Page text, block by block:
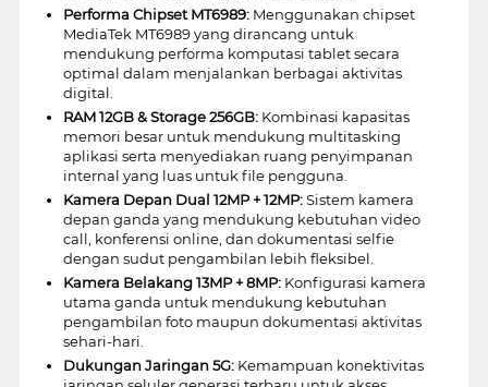
Performa Chipset MT6989:Menggunakan chipset
MediaTek MT6989 yang dirancang untuk
mendukung performa komputasi tablet secara
optimal dalam menjalankan berbagai aktivitas
digital.
RAM 12GB & Storage 256GB:Kombinasi kapasitas
memori besar untuk mendukung multitasking
aplikasi serta menyediakan ruang penyimpanan
internal yang luas untuk file pengguna.
Kamera Depan Dual 12MP + 12MP:Sistem kamera
depan ganda yang mendukung kebutuhan video
call, konferensi online, dan dokumentasi selfie
dengan sudut pengambilan lebih fleksibel.
Kamera Belakang 13MP + 8MP:Konfigurasi kamera
utama ganda untuk mendukung kebutuhan
pengambilan foto maupun dokumentasi aktivitas
sehari-hari.
Dukungan Jaringan 5G:Kemampuan konektivitas